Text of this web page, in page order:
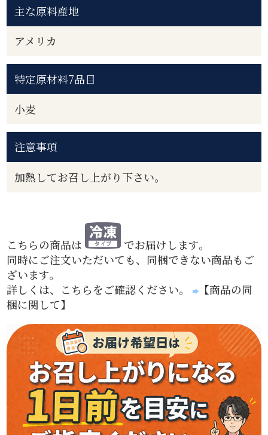
主な原料産地
アメリカ
特定原材料7品目
小麦
注意事項
加熱してお召し上がり下さい。
こちらの商品は
でお届けします。
同時にご注文いただいても、同梱できない商品もご
ざいます。
詳しくは、こちらをご確認ください。
【商品の同
梱に関して】